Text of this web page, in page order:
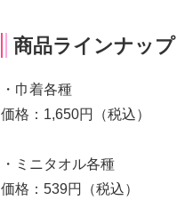
商品ラインナップ
・巾着各種
価格：1,650円（税込）
・ミニタオル各種
価格：539円（税込）